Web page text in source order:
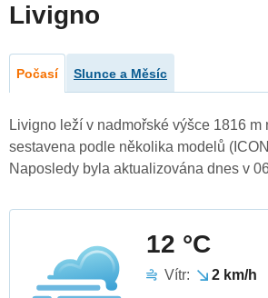
Livigno
Počasí Slunce a Měsíc
Livigno leží v nadmořské výšce 1816 m
sestavena podle několika modelů
Naposledy byla aktualizována dnes v
12 °C
Vítr: 2 km/h